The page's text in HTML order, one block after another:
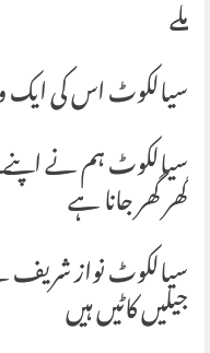
ملے
سیالکوٹ اس کی ایک
سیالکوٹ ہم نے اپنے
گھر گھر جانا ہے
سیالکوٹ نواز شریف
جیلیں کاٹیں ہیں